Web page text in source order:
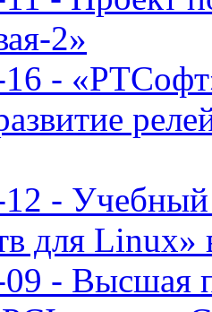
2»
-
- Учебный
для Linux»
- Высшая